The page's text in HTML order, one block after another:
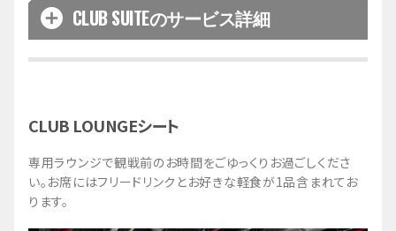
CLUB SUITEのサービス詳細
ご利用可能時間
※会員優先入場をされた方は、そのお時間よりサー
フリードリンク
CLUB LOUNGEシート
専用ラウンジで観戦前のお時間をごゆっくりお過ごしくださ
い。お席にはフリードリンクとお好きな軽食が1品含まれてお
ります。